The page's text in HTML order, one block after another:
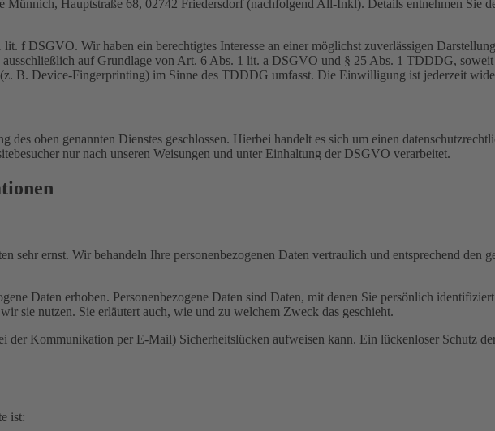
Hauptstraße 68, 02742 Friedersdorf (nachfolgend All-Inkl). Details entnehmen Sie
DSGVO. Wir haben ein berechtigtes Interesse an einer möglichst zuverlässigen
auf Grundlage von Art. 6 Abs. 1 lit. a DSGVO und § 25 Abs. 1 TDDDG,
B. Device-Fingerprinting) im Sinne des TDDDG umfasst. Die Einwilligung ist jederzeit
oben genannten Dienstes geschlossen. Hierbei handelt es sich um einen
nur nach unseren Weisungen und unter Einhaltung der DSGVO verarbeitet.
sehr ernst. Wir behandeln Ihre personenbezogenen Daten vertraulich und entsprechend den
Daten erhoben. Personenbezogene Daten sind Daten, mit denen Sie persönlich
sie nutzen. Sie erläutert auch, wie und zu welchem Zweck das geschieht.
der Kommunikation per E-Mail) Sicherheitslücken aufweisen kann. Ein lückenloser Schutz
ist: